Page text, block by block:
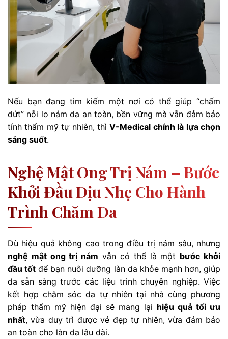
Nếu bạn đang tìm kiếm một nơi có thể giúp “chấm
dứt” nỗi lo nám da an toàn, bền vững mà vẫn đảm bảo
tính thẩm mỹ tự nhiên, thìV-Medical chính là lựa chọn
sáng suốt.
Nghệ Mật Ong Trị Nám – Bước
Khởi Đầu Dịu Nhẹ Cho Hành
Trình Chăm Da
Dù hiệu quả không cao trong điều trị nám sâu, nhưng
nghệ mật ong trị nám vẫn có thể là một bước khởi
đầu tốt để bạn nuôi dưỡng làn da khỏe mạnh hơn, giúp
da sẵn sàng trước các liệu trình chuyên nghiệp. Việc
kết hợp chăm sóc da tự nhiên tại nhà cùng phương
pháp thẩm mỹ hiện đại sẽ mang lại hiệu quả tối ưu
nhất, vừa duy trì được vẻ đẹp tự nhiên, vừa đảm bảo
an toàn cho làn da lâu dài.